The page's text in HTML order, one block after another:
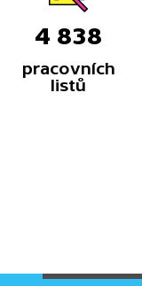
4 838
pracovních
listů